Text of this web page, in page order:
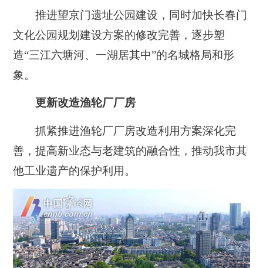
推进望京门遗址公园建设，同时加快长春门
文化公园规划建设方案的修改完善，逐步塑
造“三江六塘河、一湖居其中”的名城格局和形
象。
更新改造渔轮厂厂房
抓紧推进渔轮厂厂房改造利用方案深化完
善，提高新业态与老建筑的融合性，推动我市其
他工业遗产的保护利用。